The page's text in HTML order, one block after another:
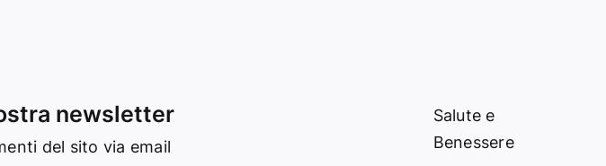
newsletter
del sito via email
Salute e
Benessere